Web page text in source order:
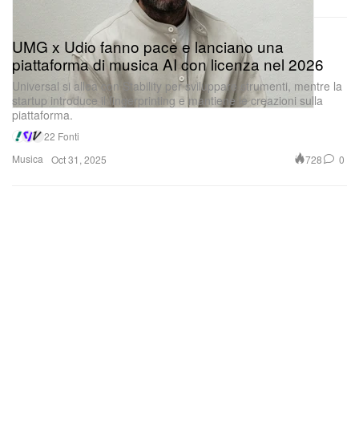
Musica
UMG x Udio fanno pace e lanciano una
piattaforma di musica AI con licenza nel 2026
Universal si allea con Stability per sviluppare strumenti, mentre la
startup introduce il fingerprinting e mantiene le creazioni sulla
piattaforma.
22 Fonti
Oct 31, 2025
728 0